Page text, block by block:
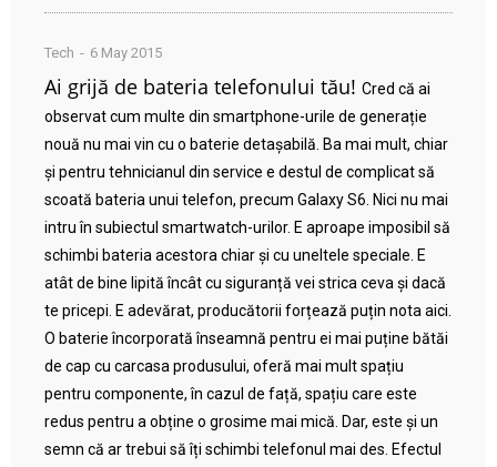
Tech 6 May 2015
Ai grijă de bateria telefonului tău! Cred că ai
observat cum multe din smartphone-urile de generație
nouă nu mai vin cu o baterie detașabilă. Ba mai mult, chiar
și pentru tehnicianul din service e destul de complicat să
scoată bateria unui telefon, precum Galaxy S6. Nici nu mai
intru în subiectul smartwatch-urilor. E aproape imposibil să
schimbi bateria acestora chiar și cu uneltele speciale. E
atât de bine lipită încât cu siguranță vei strica ceva și dacă
te pricepi. E adevărat, producătorii forțează puțin nota aici.
O baterie încorporată înseamnă pentru ei mai puține bătăi
de cap cu carcasa produsului, oferă mai mult spațiu
pentru componente, în cazul de față, spațiu care este
redus pentru a obține o grosime mai mică. Dar, este și un
semn că ar trebui să îți schimbi telefonul mai des. Efectul